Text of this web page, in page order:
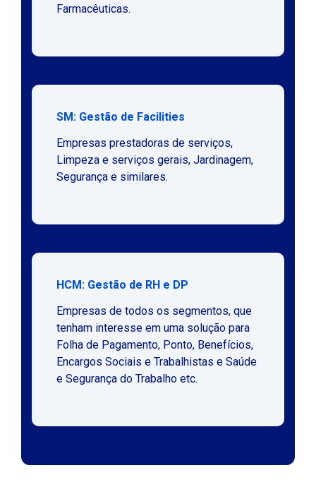
Farmacêuticas.
SM: Gestão de Facilities
Empresas prestadoras de serviços,
Limpeza e serviços gerais, Jardinagem,
Segurança e similares.
HCM: Gestão de RH e DP
Empresas de todos os segmentos, que
tenham interesse em uma solução para
Folha de Pagamento, Ponto, Benefícios,
Encargos Sociais e Trabalhistas e Saúde
e Segurança do Trabalho etc.